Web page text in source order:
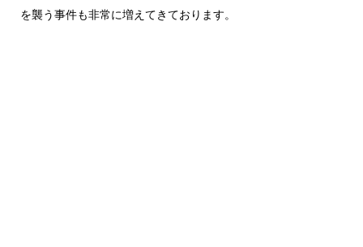
を襲う事件も非常に増えてきております。